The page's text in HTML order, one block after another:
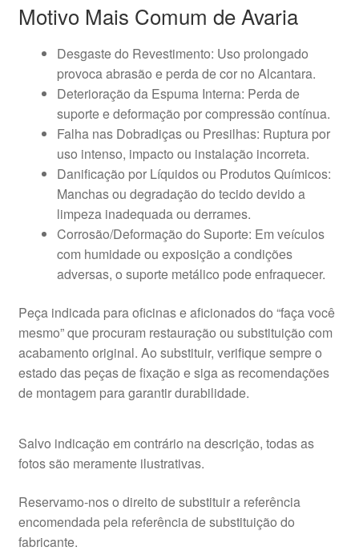
Motivo Mais Comum de Avaria
Desgaste do Revestimento: Uso prolongado
provoca abrasão e perda de cor no Alcantara.
Deterioração da Espuma Interna: Perda de
suporte e deformação por compressão contínua.
Falha nas Dobradiças ou Presilhas: Ruptura por
uso intenso, impacto ou instalação incorreta.
Danificação por Líquidos ou Produtos Químicos:
Manchas ou degradação do tecido devido a
limpeza inadequada ou derrames.
Corrosão/Deformação do Suporte: Em veículos
com humidade ou exposição a condições
adversas, o suporte metálico pode enfraquecer.
Peça indicada para oficinas e aficionados do “faça você
mesmo” que procuram restauração ou substituição com
acabamento original. Ao substituir, verifique sempre o
estado das peças de fixação e siga as recomendações
de montagem para garantir durabilidade.
Salvo indicação em contrário na descrição, todas as
fotos são meramente ilustrativas.
Reservamo-nos o direito de substituir a referência
encomendada pela referência de substituição do
fabricante.